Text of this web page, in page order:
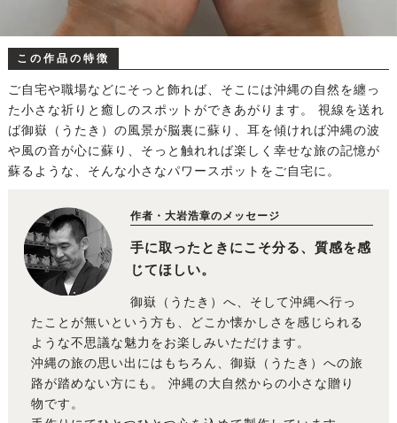
この作品の特徴
ご自宅や職場などにそっと飾れば、そこには沖縄の自然を纏っ
た小さな祈りと癒しのスポットができあがります。 視線を送れ
ば御嶽（うたき）の風景が脳裏に蘇り、耳を傾ければ沖縄の波
や風の音が心に蘇り、そっと触れれば楽しく幸せな旅の記憶が
蘇るような、そんな小さなパワースポットをご自宅に。
作者・大岩浩章のメッセージ
手に取ったときにこそ分る、質感を感
じてほしい。
御嶽（うたき）へ、そして沖縄へ行っ
たことが無いという方も、どこか懐かしさを感じられる
ような不思議な魅力をお楽しみいただけます。
沖縄の旅の思い出にはもちろん、御嶽（うたき）への旅
路が踏めない方にも。 沖縄の大自然からの小さな贈り
物です。